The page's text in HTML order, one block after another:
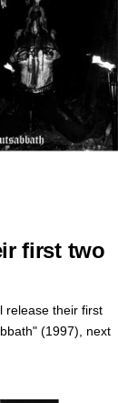
first two
release their first
(1997), next